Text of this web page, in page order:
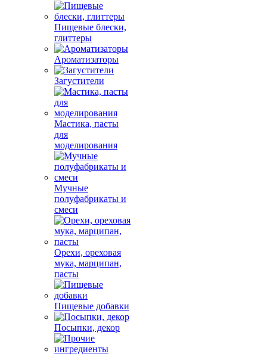
Пищевые блески,
глиттеры
Ароматизаторы
Загустители
Мастика, пасты
для
моделирования
Мучные
полуфабрикаты и
смеси
Орехи, ореховая
мука, марципан,
пасты
Пищевые добавки
Посыпки, декор